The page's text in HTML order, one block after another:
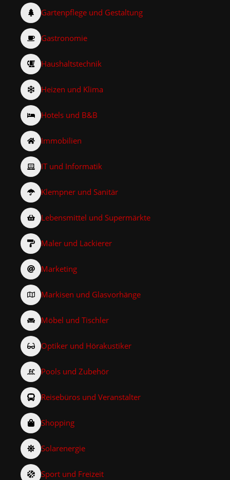
Gartenpflege und Gestaltung
Gastronomie
Haushaltstechnik
Heizen und Klima
Hotels und B&B
Immobilien
IT und Informatik
Klempner und Sanitär
Lebensmittel und Supermärkte
Maler und Lackierer
Marketing
Markisen und Glasvorhänge
Möbel und Tischler
Optiker und Hörakustiker
Pools und Zubehör
Reisebüros und Veranstalter
Shopping
Solarenergie
Sport und Freizeit